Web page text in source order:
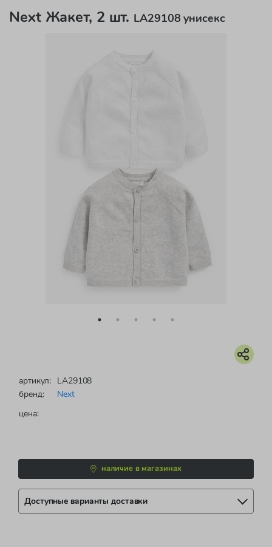
Next Жакет, 2 шт. LA29108 унисекс
артикул: LA29108
бренд:
Next
цена:
наличие в магазинах
Доступные варианты доставки